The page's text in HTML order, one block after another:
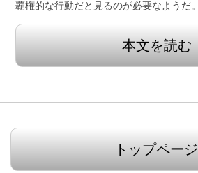
覇権的な行動だと見るのが必要なようだ。
本文を読む
トップページ